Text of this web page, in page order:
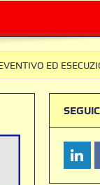
ESECUZIONE